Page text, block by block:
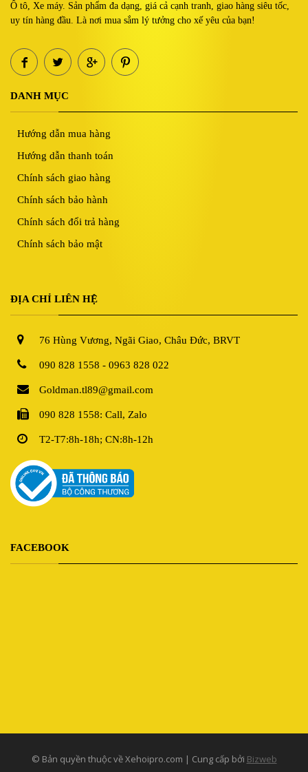
Ô tô, Xe máy. Sản phẩm đa dạng, giá cả cạnh tranh, giao hàng siêu tốc,
uy tín hàng đầu. Là nơi mua sắm lý tưởng cho xế yêu của bạn!
DANH MỤC
Hướng dẫn mua hàng
Hướng dẫn thanh toán
Chính sách giao hàng
Chính sách bảo hành
Chính sách đổi trả hàng
Chính sách bảo mật
ĐỊA CHỈ LIÊN HỆ
76 Hùng Vương, Ngãi Giao, Châu Đức, BRVT
090 828 1558 - 0963 828 022
Goldman.tl89@gmail.com
090 828 1558: Call, Zalo
T2-T7:8h-18h; CN:8h-12h
FACEBOOK
© Bản quyền thuộc về Xehoipro.com | Cung cấp bởi Bizweb